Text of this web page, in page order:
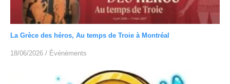
La Grèce des héros, Au temps de Troie à Montréal
18/06/2026 / Événéments